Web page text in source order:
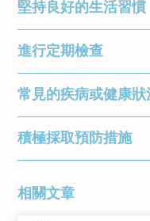
堅持良好的生活習慣
「習慣可能未能於
時間和精力，您幾
― Charles Duhigg
堅持年輕時建立的
商量，並一同訂立
進行定期檢查
每年進行定期健康
並訂立目標。透過
前的健康狀況並預
早採取治療措施。
量的事項：
常見的疾病或健康狀
這階段常見的疾病
糖尿病是一種慢性
積極採取預防措施
「只進行治療，而
的做法。」 －比
相關文章